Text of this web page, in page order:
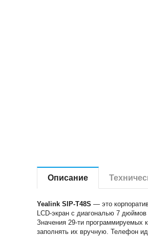
Описание
Yealink SIP-T48S — это
LCD-экран с диагональю 7
Значения 29-ти программируемых
заполнять их вручную. Телефон